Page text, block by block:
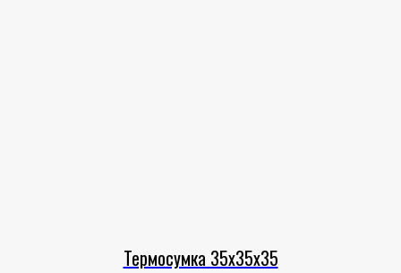
Термосумка 35х35х35